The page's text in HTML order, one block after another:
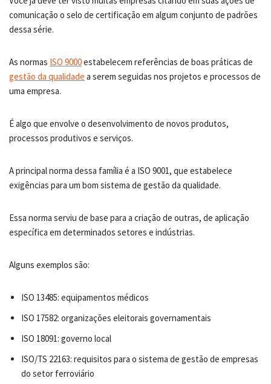
comunicação o selo de certificação em algum conjunto de padrões
dessa série.
As normas ISO 9000estabelecem referências de boas práticas de
gestão da qualidade a serem seguidas nos projetos e processos de
uma empresa.
É algo que envolve o desenvolvimento de novos produtos,
processos produtivos e serviços.
A principal norma dessa família é a ISO 9001, que estabelece
exigências para um bom sistema de gestão da qualidade.
Essa norma serviu de base para a criação de outras, de aplicação
específica em determinados setores e indústrias.
Alguns exemplos são:
ISO 13485: equipamentos médicos
ISO 17582: organizações eleitorais governamentais
ISO 18091: governo local
ISO/TS 22163: requisitos para o sistema de gestão de empresas
do setor ferroviário